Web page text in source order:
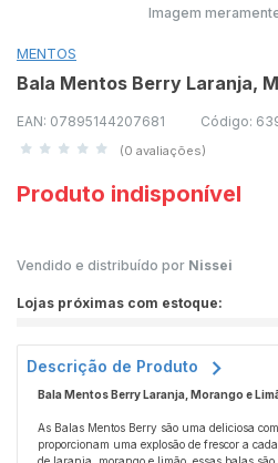
Imagem
MENTOS
Bala Mentos Berry Laranja,
EAN: 07895144207681 Código:
(0 avaliações)
Produto indisponível
Vendido e distribuído por Nissei
Lojas próximas com estoque:
Descrição de Produto
Bala Mentos Berry Laranja, Morango e
As Balas Mentos Berry são uma deliciosa
proporcionam uma explosão de frescor a